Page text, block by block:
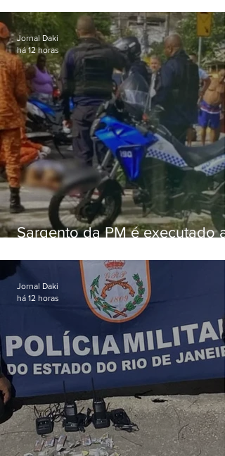
Sargento da PM é executado a
em Vaz Lobo
Jornal Daki
há 12 horas
Jornal Daki
há 12 horas